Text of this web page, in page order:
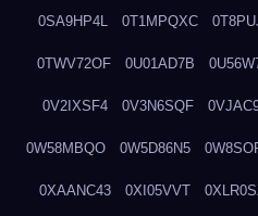
0SA9HP4L 0T1MPQXC
0TWV72OF 0U01AD7B
0V2IXSF4 0V3N6SQF
0W58MBQO 0W5D86N5
0XAANC43 0XI05VVT